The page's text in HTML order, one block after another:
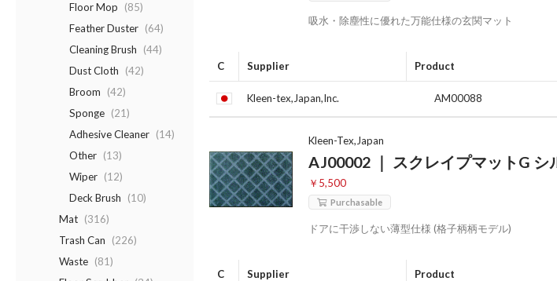
吸水・除塵性に優れた万能仕様の玄関マット
C Supplier Product
Kleen-tex,Japan,Inc. AM00088
Kleen-Tex,Japan
AJ00002 ｜ スクレイプマットG シ
￥5,500
Purchasable
ドアに干渉しない薄型仕様 (格子柄柄モデル)
C Supplier Product
Floor Mop
(85)
Feather Duster (64)
Cleaning Brush
(44)
Dust Cloth
(42)
Broom
(42)
Sponge (21)
Adhesive Cleaner (14)
Other (13)
Wiper (12)
Deck Brush
(10)
Mat (316)
Trash Can
(226)
Waste (81)